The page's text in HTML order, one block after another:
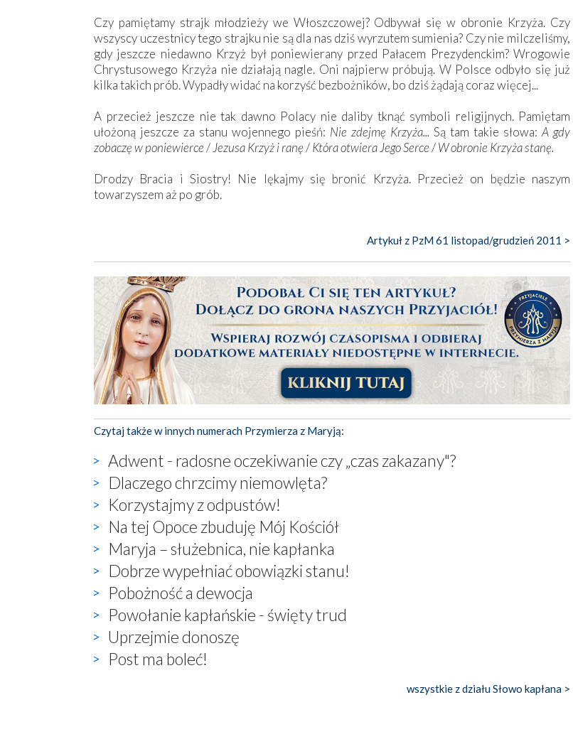
Czy pamiętamy strajk młodzieży we Włoszczowej? Odbywał się w obronie Krzyża. Czy
wszyscy uczestnicy tego strajku nie są dla nas dziś wyrzutem sumienia? Czy nie milczeliśmy,
gdy jeszcze niedawno Krzyż był poniewierany przed Pałacem Prezydenckim? Wrogowie
Chrystusowego Krzyża nie działają nagle. Oni najpierw próbują. W Polsce odbyło się już
kilka takich prób. Wypadły widać na korzyść bezbożników, bo dziś żądają coraz więcej...
A przecież jeszcze nie tak dawno Polacy nie daliby tknąć symboli religijnych. Pamiętam
ułożoną jeszcze za stanu wojennego pieśń: Nie zdejmę Krzyża... Są tam takie słowa:A gdy
zobaczę w poniewierce/Jezusa Krzyż i ranę/Która otwiera Jego Serce/W obronie Krzyża stanę.
Drodzy Bracia i Siostry! Nie lękajmy się bronić Krzyża. Przecież on będzie naszym
towarzyszem aż po grób.
Artykuł z PzM 61 listopad/grudzień 2011 >
Czytaj także w innych numerach Przymierza z Maryją:
Adwent - radosne oczekiwanie czy „czas zakazany"?
Dlaczego chrzcimy niemowlęta?
Korzystajmy z odpustów!
Na tej Opoce zbuduję Mój Kościół
Maryja – służebnica, nie kapłanka
Dobrze wypełniać obowiązki stanu!
Pobożność a dewocja
Powołanie kapłańskie - święty trud
Uprzejmie donoszę
Post ma boleć!
wszystkie z działu Słowo kapłana >